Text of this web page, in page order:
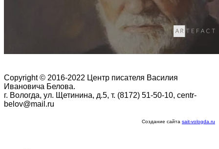
Copyright © 2016-2022 Центр писателя Василия
Ивановича Белова.
г. Вологда, ул. Щетинина, д.5, т. (8172) 51-50-10, centr-
belov@mail.ru
Создание сайта sait-vologda.ru